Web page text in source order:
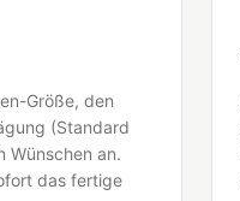
Größe, den
(Standard
Wünschen an.
das fertige